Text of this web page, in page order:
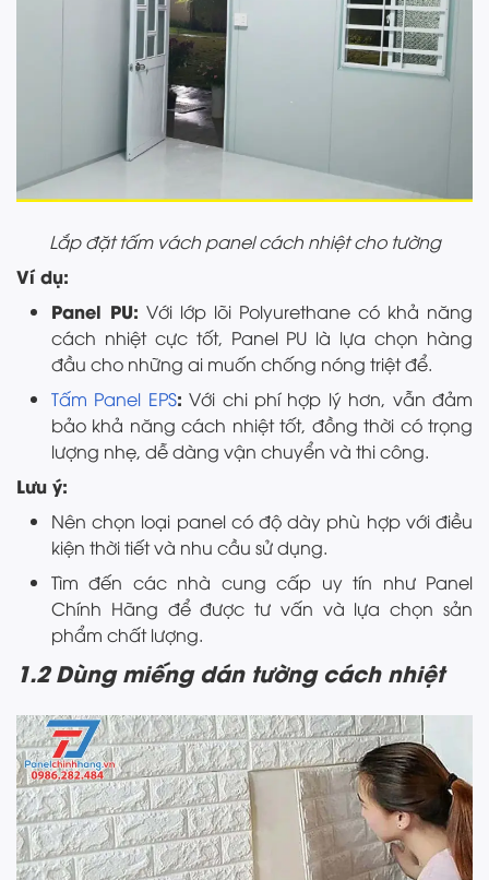
Lắp đặt tấm vách panel cách nhiệt cho tường
Ví dụ:
Panel PU: Với lớp lõi Polyurethane có khả năng
cách nhiệt cực tốt, Panel PU là lựa chọn hàng
đầu cho những ai muốn chống nóng triệt để.
Tấm Panel EPS: Với chi phí hợp lý hơn, vẫn đảm
bảo khả năng cách nhiệt tốt, đồng thời có trọng
lượng nhẹ, dễ dàng vận chuyển và thi công.
Lưu ý:
Nên chọn loại panel có độ dày phù hợp với điều
kiện thời tiết và nhu cầu sử dụng.
Tìm đến các nhà cung cấp uy tín như Panel
Chính Hãng để được tư vấn và lựa chọn sản
phẩm chất lượng.
1.2 Dùng miếng dán tường cách nhiệt